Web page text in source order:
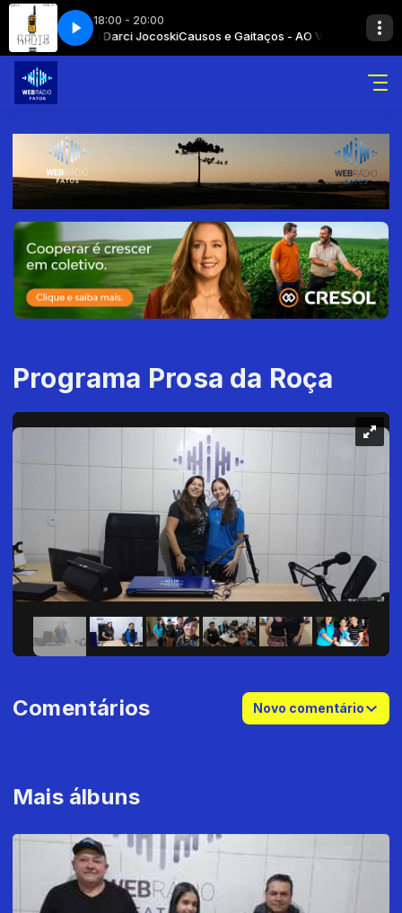
18:00 - 20:00
AO VIVO com Darci JocoskiCausos e Gaitaços - AO VIVO com Darci
Ouvir Rádio Um Novo Jeito de Ouvir Rádio
Programa Prosa da Roça
Mais álbuns
Comentários Novo comentário